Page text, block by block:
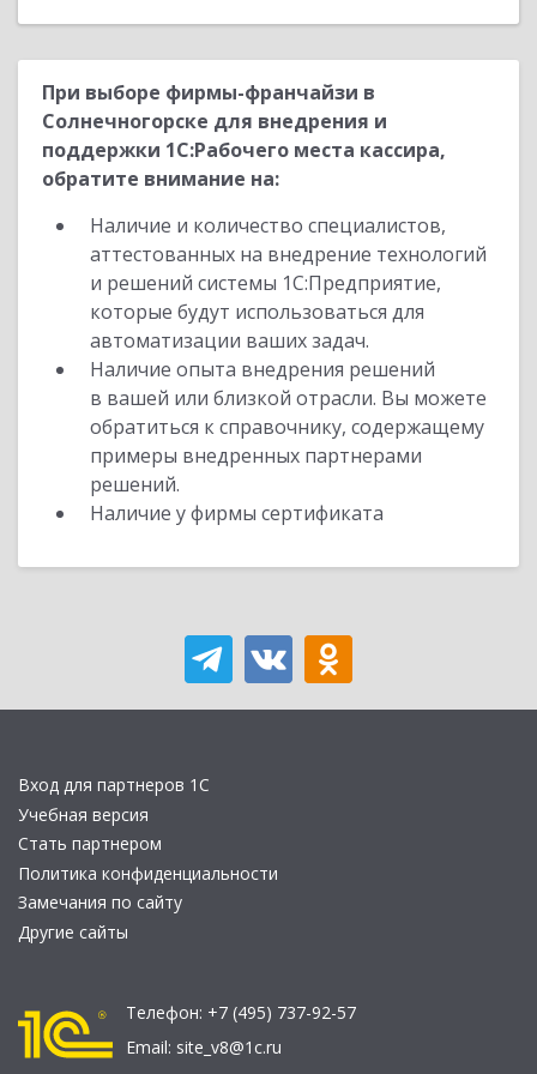
При выборе фирмы-франчайзи в
Солнечногорске для внедрения и
поддержки 1С:Рабочего места кассира,
обратите внимание на:
Наличие и количество специалистов,
аттестованных на внедрение технологий
и решений системы 1С:Предприятие,
которые будут использоваться для
автоматизации ваших задач.
Наличие опыта внедрения решений
в вашей или близкой отрасли. Вы можете
обратиться к справочнику, содержащему
примеры внедренных партнерами
решений.
Наличие у фирмы сертификата
Вход для партнеров 1С
Учебная версия
Стать партнером
Политика конфиденциальности
Замечания по сайту
Другие сайты
Телефон: +7 (495) 737-92-57
Email: site_v8@1c.ru